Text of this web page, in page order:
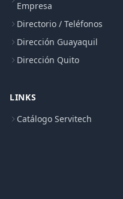
Empresa
Directorio / Teléfonos
Dirección Guayaquil
Dirección Quito
LINKS
Catálogo Servitech